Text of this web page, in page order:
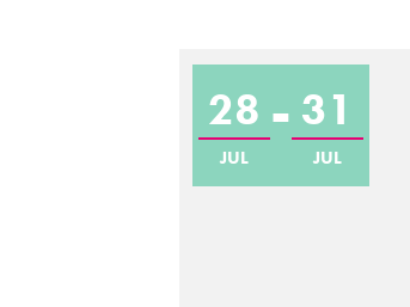
28
JUL
31
JUL